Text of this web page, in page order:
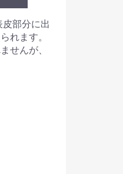
部分に出
れます。
せんが、